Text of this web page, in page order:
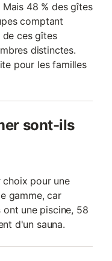
48 % des gîtes
comptant
de ces gîtes
distinctes.
pour les familles
sont-ils
choix pour une
gamme, car
ont une piscine, 58
d'un sauna.